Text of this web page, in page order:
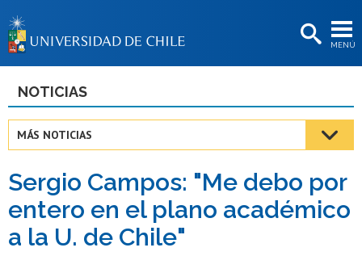
MENÚ
BIBLIOTECAS
Estudiantes
Académicas/os
Funcionarias/os
Egresadas/os
NOTICIAS
MÁS NOTICIAS
Sergio Campos: "Me debo por
entero en el plano académico
a la U. de Chile"